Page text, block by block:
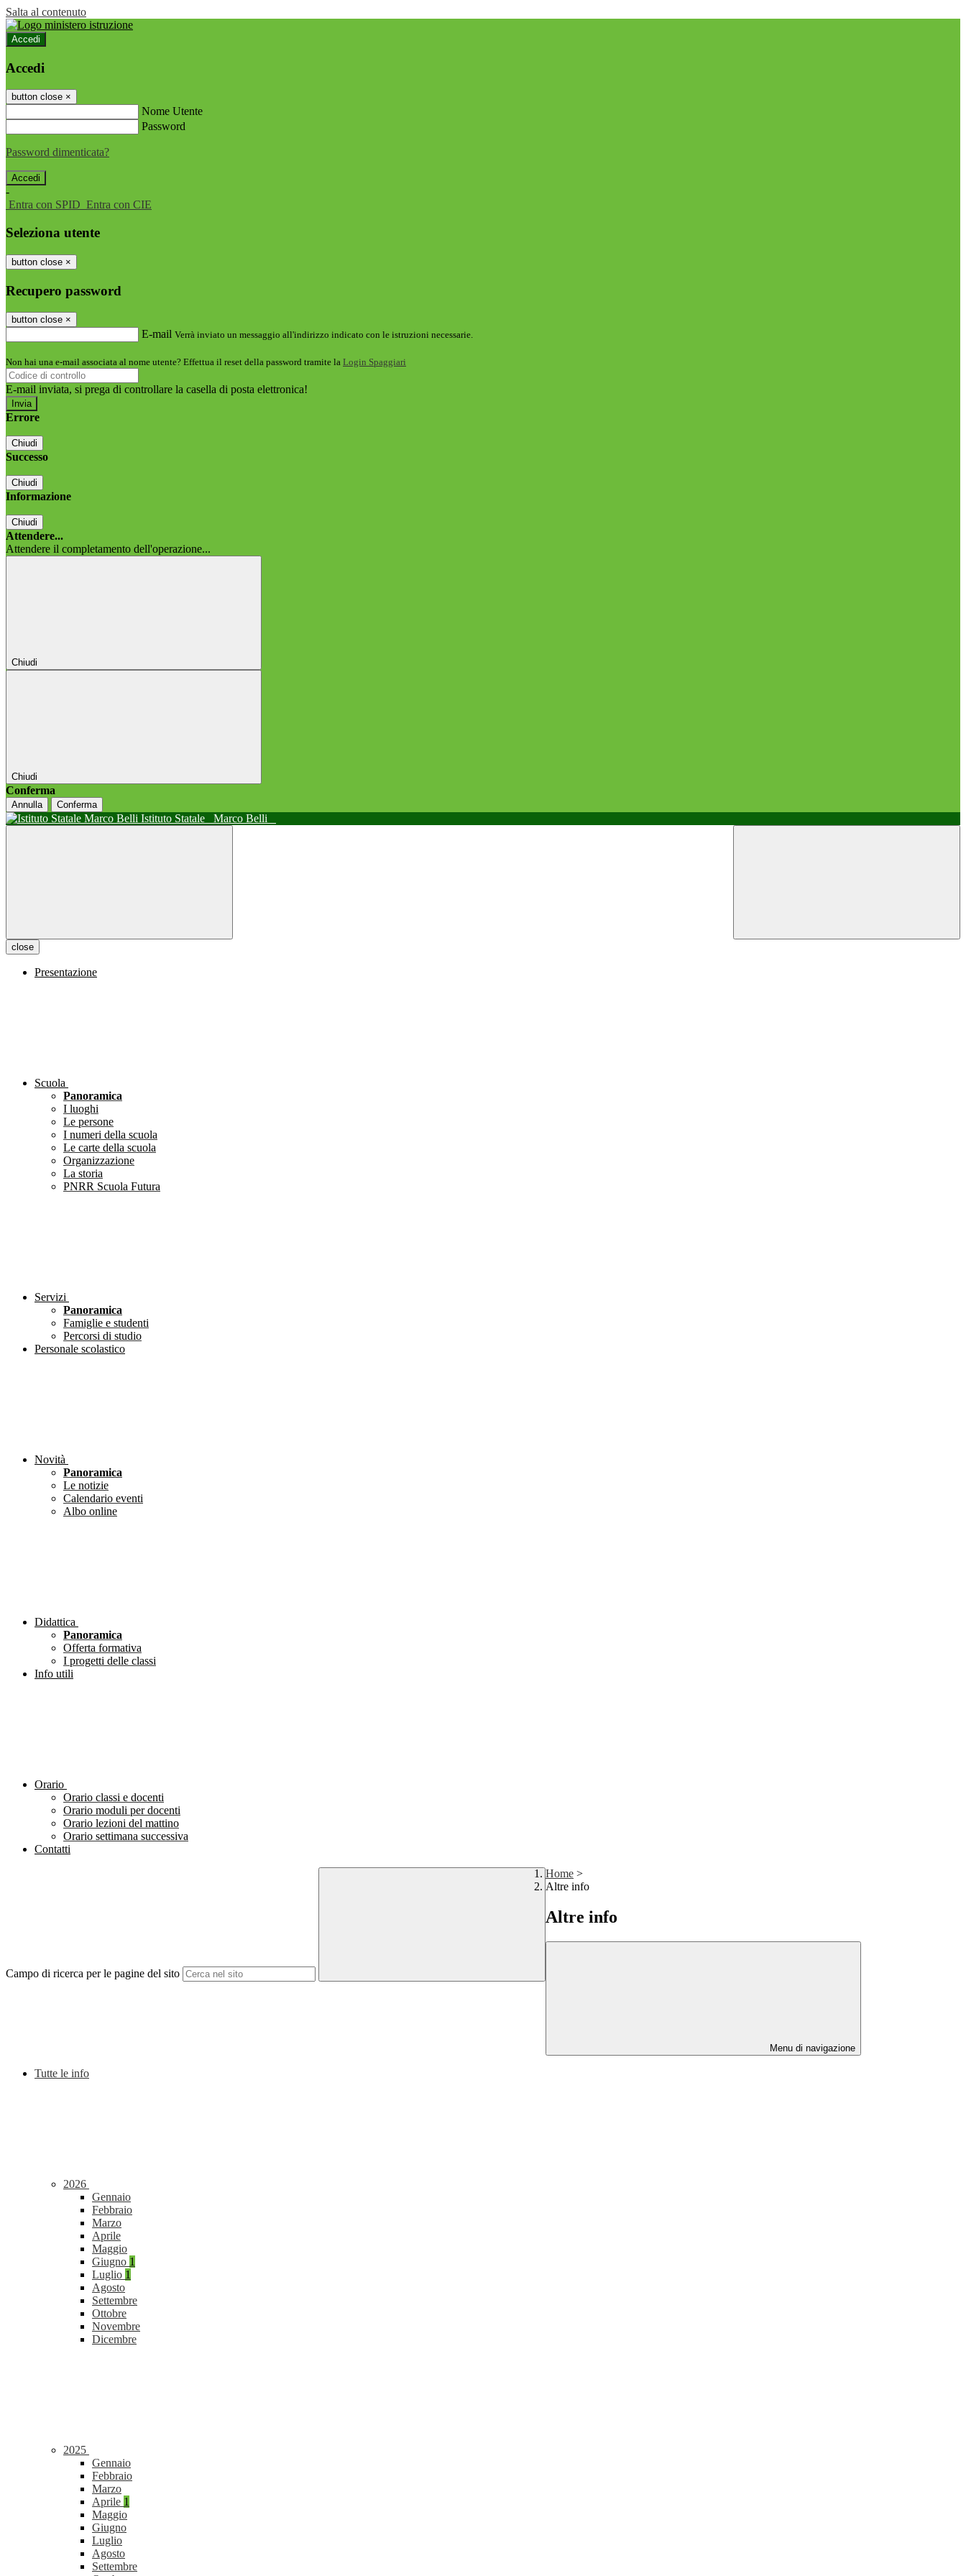
Salta al contenuto
Accedi
Accedi
button close ×
Nome Utente
Password
Password dimenticata?
-
Entra con SPID Entra con CIE
Seleziona utente
button close ×
Recupero password
button close ×
E-mail Verrà inviato un messaggio all'indirizzo indicato con le istruzioni necessarie.
Non hai una e-mail associata al nome utente? Effettua il reset della password tramite la Login Spaggiari
E-mail inviata, si prega di controllare la casella di posta elettronica!
Errore
Chiudi
Successo
Chiudi
Informazione
Chiudi
Attendere...
Attendere il completamento dell'operazione...
Chiudi
Chiudi
Conferma
Annulla Conferma
Istituto Statale Marco Belli
close
Presentazione
Scuola
Panoramica
I luoghi
Le persone
I numeri della scuola
Le carte della scuola
Organizzazione
La storia
PNRR Scuola Futura
Servizi
Panoramica
Famiglie e studenti
Percorsi di studio
Personale scolastico
Novità
Panoramica
Le notizie
Calendario eventi
Albo online
Didattica
Panoramica
Offerta formativa
I progetti delle classi
Info utili
Orario
Orario classi e docenti
Orario moduli per docenti
Orario lezioni del mattino
Orario settimana successiva
Contatti
Campo di ricerca per le pagine del sito
Home >
Altre info
Altre info
Menu di navigazione
Tutte le info
2026
Gennaio
Febbraio
Marzo
Aprile
Maggio
Giugno 1
Luglio 1
Agosto
Settembre
Ottobre
Novembre
Dicembre
2025
Gennaio
Febbraio
Marzo
Aprile 1
Maggio
Giugno
Luglio
Agosto
Settembre